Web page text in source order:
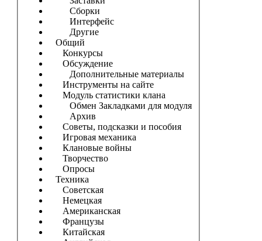
Сборки
Интерфейс
Другие
Общий
Конкурсы
Обсуждение
Дополнительные материалы
Инструменты на сайте
Модуль статистики клана
Обмен Закладками для модуля
Архив
Советы, подсказки и пособия
Игровая механика
Клановые войны
Творчество
Опросы
Техника
Советская
Немецкая
Американская
Французы
Китайская